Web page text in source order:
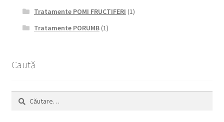
Tratamente POMI FRUCTIFERI (1)
Tratamente PORUMB(1)
Caută
Caută